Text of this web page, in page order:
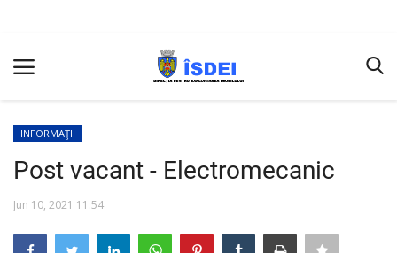
INFORMAŢII
Post vacant - Electromecanic
Jun 10, 2021 11:54